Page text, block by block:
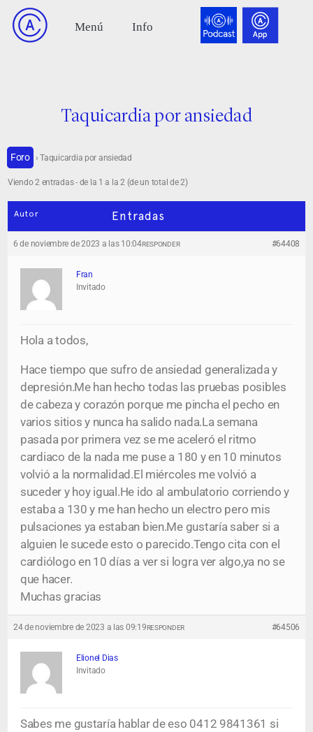
Taquicardia por ansiedad
Foro › Taquicardia por ansiedad
Viendo 2 entradas - de la 1 a la 2 (de un total de 2)
Autor Entradas
6 de noviembre de 2023 a las 10:04 #64408
RESPONDER
Fran
Invitado
Hola a todos,
Hace tiempo que sufro de ansiedad generalizada y
depresión.Me han hecho todas las pruebas posibles
de cabeza y corazón porque me pincha el pecho en
varios sitios y nunca ha salido nada.La semana
pasada por primera vez se me aceleró el ritmo
cardiaco de la nada me puse a 180 y en 10 minutos
volvió a la normalidad.El miércoles me volvió a
suceder y hoy igual.He ido al ambulatorio corriendo y
estaba a 130 y me han hecho un electro pero mis
pulsaciones ya estaban bien.Me gustaría saber si a
alguien le sucede esto o parecido.Tengo cita con el
cardiólogo en 10 días a ver si logra ver algo,ya no se
que hacer.
Muchas gracias
24 de noviembre de 2023 a las 09:19 #64506
RESPONDER
Elionel Dias
Invitado
Sabes me gustaría hablar de eso 0412 9841361 si